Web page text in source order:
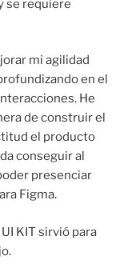
se requiere
mi agilidad
en el
He
de construir el
el producto
conseguir al
presenciar
Figma.
KIT sirvió para